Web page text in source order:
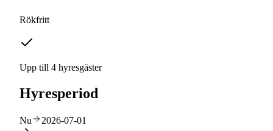
Rökfritt
Upp till 4 hyresgäster
Hyresperiod
Nu 2026-07-01